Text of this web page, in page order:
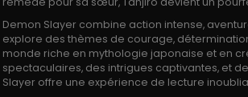
Demon Slayer combine action intense,
explore des thèmes de courage,
monde riche en mythologie japonaise et en
spectaculaires, des intrigues captivantes, et
Slayer offre une expérience de lecture